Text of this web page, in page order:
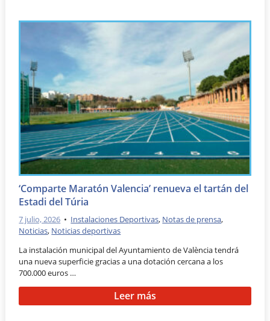
‘Comparte Maratón Valencia’ renueva el tartán del
Estadi del Túria
7 julio, 2026 • Instalaciones Deportivas, Notas de prensa,
Noticias, Noticias deportivas
La instalación municipal del Ayuntamiento de València tendrá
una nueva superficie gracias a una dotación cercana a los
700.000 euros …
Leer más